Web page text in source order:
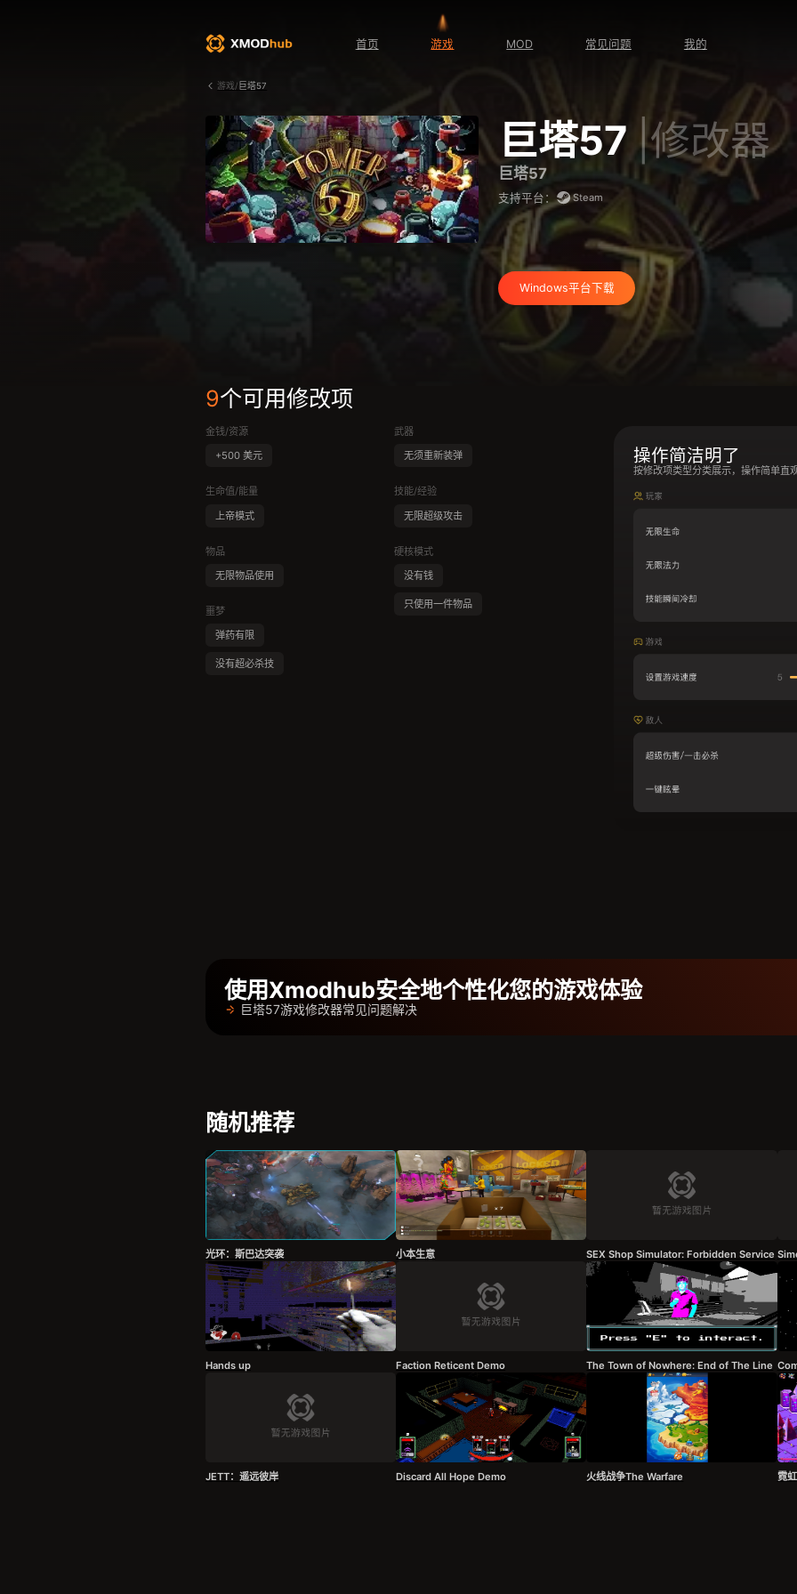
首页 游戏 MOD 常见问题 我的
游戏/ 巨塔57
巨塔57 |修改器
巨塔57
支持平台： Steam
Windows平台下载
9个可用修改项
金钱/资源
+500 美元
生命值/能量
上帝模式
物品
无限物品使用
噩梦
弹药有限
没有超必杀技
武器
无须重新装弹
技能/经验
无限超级攻击
硬核模式
没有钱
只使用一件物品
操作简洁明了
按修改项类型分类展示，操作简单直
使用Xmodhub安全地个性化您的游戏体验
巨塔57游戏修改器常见问题解决
随机推荐
光环：斯巴达突袭 小本生意 SEX Shop Simulator: Forbidden Service
Hands up Faction Reticent Demo The Town of Nowhere: End of The Line
JETT：遥远彼岸 Discard All Hope Demo 火线战争The Warfare 霓